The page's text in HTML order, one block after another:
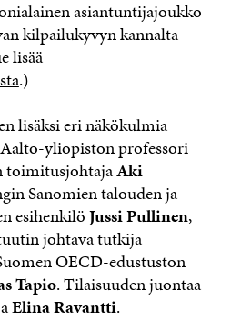
asiantuntijajoukko
kilpailukyvyn kannalta
lisää
.)
lisäksi eri näkökulmia
yliopiston professori
toimitusjohtajaAki
Sanomien talouden ja
esihenkilöJussi Pullinen,
johtava tutkija
OECD-edustuston
Tapio. Tilaisuuden juontaa
Elina Ravantti.